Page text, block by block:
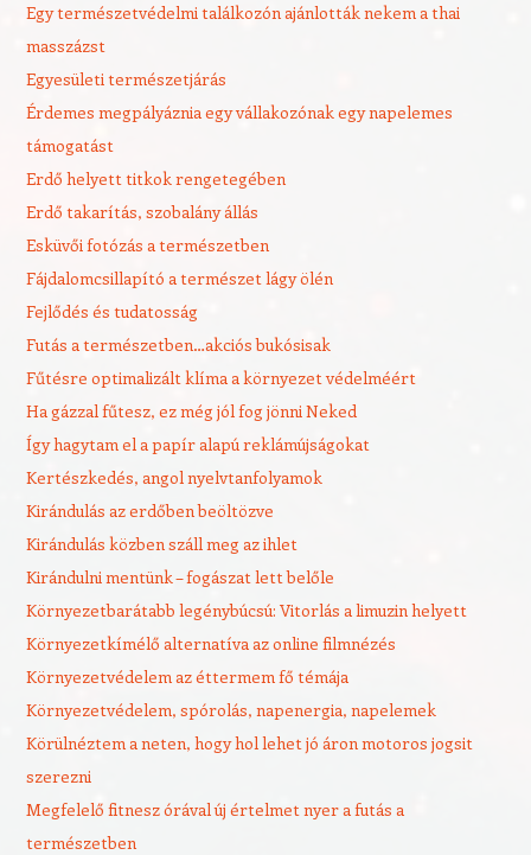
Egy természetvédelmi találkozón ajánlották nekem a thai
masszázst
Egyesületi természetjárás
Érdemes megpályáznia egy vállakozónak egy napelemes
támogatást
Erdő helyett titkok rengetegében
Erdő takarítás, szobalány állás
Esküvői fotózás a természetben
Fájdalomcsillapító a természet lágy ölén
Fejlődés és tudatosság
Futás a természetben…akciós bukósisak
Fűtésre optimalizált klíma a környezet védelméért
Ha gázzal fűtesz, ez még jól fog jönni Neked
Így hagytam el a papír alapú reklámújságokat
Kertészkedés, angol nyelvtanfolyamok
Kirándulás az erdőben beöltözve
Kirándulás közben száll meg az ihlet
Kirándulni mentünk – fogászat lett belőle
Környezetbarátabb legénybúcsú: Vitorlás a limuzin helyett
Környezetkímélő alternatíva az online filmnézés
Környezetvédelem az éttermem fő témája
Környezetvédelem, spórolás, napenergia, napelemek
Körülnéztem a neten, hogy hol lehet jó áron motoros jogsit
szerezni
Megfelelő fitnesz órával új értelmet nyer a futás a
természetben